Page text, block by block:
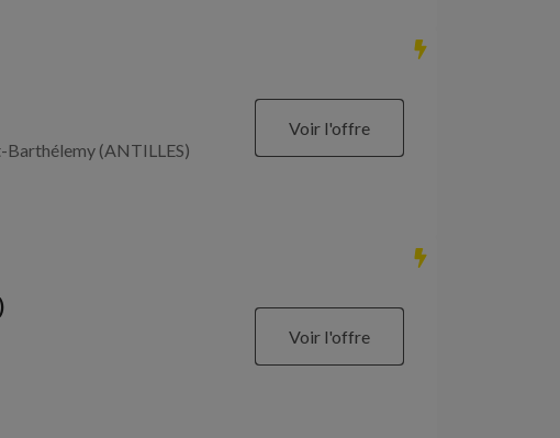
Barthélemy (ANTILLES)
Voir l'offre
Voir l'offre